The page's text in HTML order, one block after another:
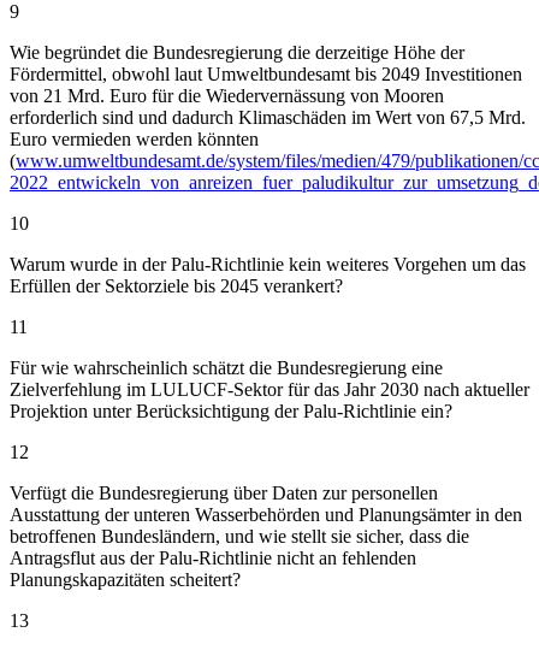
9
Wie begründet die Bundesregierung die derzeitige Höhe der
Fördermittel, obwohl laut Umweltbundesamt bis 2049 Investitionen
von 21 Mrd. Euro für die Wiedervernässung von Mooren
erforderlich sind und dadurch Klimaschäden im Wert von 67,5 Mrd.
Euro vermieden werden könnten
(www.umweltbundesamt.de/system/files/medien/479/publikationen/
10
Warum wurde in der Palu-Richtlinie kein weiteres Vorgehen um das
Erfüllen der Sektorziele bis 2045 verankert?
11
Für wie wahrscheinlich schätzt die Bundesregierung eine
Zielverfehlung im LULUCF-Sektor für das Jahr 2030 nach aktueller
Projektion unter Berücksichtigung der Palu-Richtlinie ein?
12
Verfügt die Bundesregierung über Daten zur personellen
Ausstattung der unteren Wasserbehörden und Planungsämter in den
betroffenen Bundesländern, und wie stellt sie sicher, dass die
Antragsflut aus der Palu-Richtlinie nicht an fehlenden
Planungskapazitäten scheitert?
13